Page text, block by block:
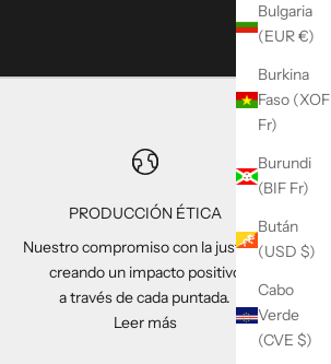
Bulgaria
(EUR €)
Burkina
Faso (XOF
Fr)
Burundi
(BIF Fr)
Bután
(USD $)
Cabo
Verde
(CVE $)
PRODUCCIÓN ÉTICA
Nuestro compromiso con la justicia;
creando un impacto positivo
a través de cada puntada.
Leer más